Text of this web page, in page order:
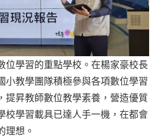
位學習的重點學校。在楊家豪校長
小教學團隊積極參與各項數位學習
提昇教師數位教學素養，營造優質
校學習載具已達人手一機，在都會
理想。